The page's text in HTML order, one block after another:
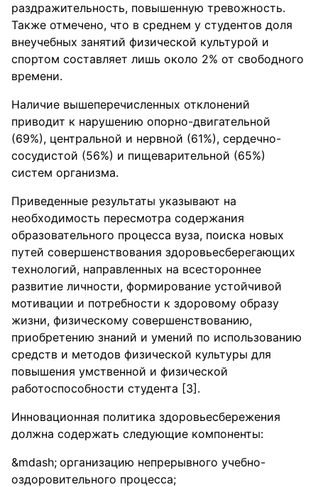
раздражительность, повышенную тревожность.
Также отмечено, что в среднем у студентов доля
внеучебных занятий физической культурой и
спортом составляет лишь около 2% от свободного
времени.
Наличие вышеперечисленных отклонений
приводит к нарушению опорно-двигательной
(69%), центральной и нервной (61%), сердечно-
сосудистой (56%) и пищеварительной (65%)
систем организма.
Приведенные результаты указывают на
необходимость пересмотра содержания
образовательного процесса вуза, поиска новых
путей совершенствования здоровьесберегающих
технологий, направленных на всестороннее
развитие личности, формирование устойчивой
мотивации и потребности к здоровому образу
жизни, физическому совершенствованию,
приобретению знаний и умений по использованию
средств и методов физической культуры для
повышения умственной и физической
работоспособности студента [3].
Инновационная политика здоровьесбережения
должна содержать следующие компоненты:
организацию непрерывного учебно-
оздоровительного процесса;